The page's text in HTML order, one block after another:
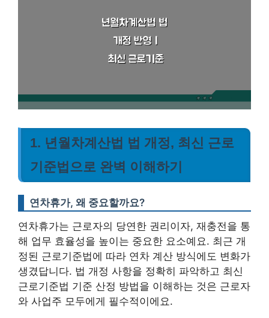
1. 년월차계산법 법 개정, 최신 근로
기준법으로 완벽 이해하기
연차휴가, 왜 중요할까요?
연차휴가는 근로자의 당연한 권리이자, 재충전을 통
해 업무 효율성을 높이는 중요한 요소예요. 최근 개
정된 근로기준법에 따라 연차 계산 방식에도 변화가
생겼답니다. 법 개정 사항을 정확히 파악하고 최신
근로기준법 기준 산정 방법을 이해하는 것은 근로자
와 사업주 모두에게 필수적이에요.